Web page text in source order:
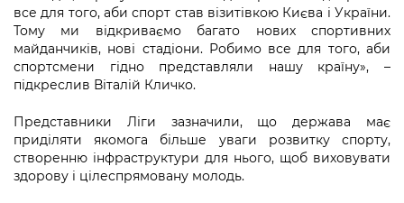
все для того, аби спорт став візитівкою Києва і України.
Тому ми відкриваємо багато нових спортивних
майданчиків, нові стадіони. Робимо все для того, аби
спортсмени гідно представляли нашу країну», –
підкреслив Віталій Кличко.
Представники Ліги зазначили, що держава має
приділяти якомога більше уваги розвитку спорту,
створенню інфраструктури для нього, щоб виховувати
здорову і цілеспрямовану молодь.